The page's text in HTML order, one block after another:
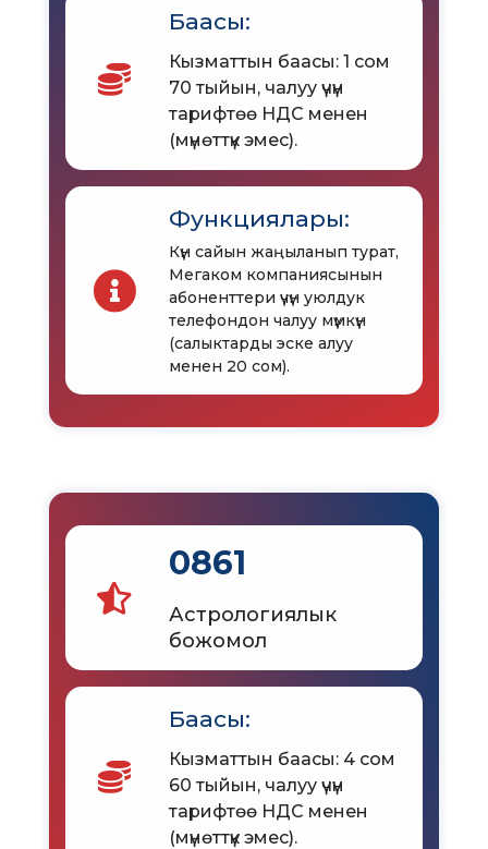
Баасы:
Кызматтын баасы: 1 сом
70 тыйын, чалуу үчүн
тарифтөө НДС менен
(мүнөттүк эмес).
Функциялары:
Күн сайын жаңыланып турат,
Мегаком компаниясынын
абоненттери үчүн уюлдук
телефондон чалуу мүмкүн
(салыктарды эске алуу
менен 20 сом).
0861
Астрологиялык
божомол
Баасы:
Кызматтын баасы: 4 сом
60 тыйын, чалуу үчүн
тарифтөө НДС менен
(мүнөттүк эмес).